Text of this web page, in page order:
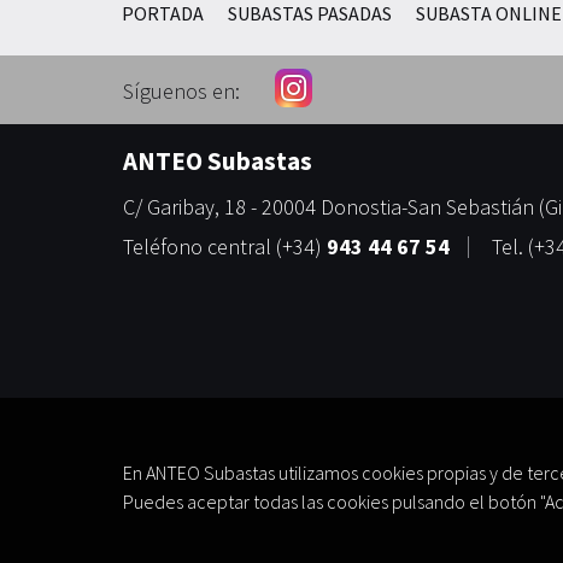
PORTADA SUBASTAS PASADAS SUBASTA ONLINE
Síguenos en:
ANTEO Subastas
C/ Garibay, 18 -20004 Donostia-San Sebastián (
Teléfono central (+34) 943 44 67 54 Tel.
En ANTEO Subastas utilizamos cookies propias y de
Puedes aceptar todas las cookies pulsando el botón